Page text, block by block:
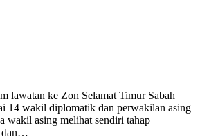
lawatan ke Zon Selamat Timur Sabah
14 wakil diplomatik dan perwakilan asing
wakil asing melihat sendiri tahap
dan…